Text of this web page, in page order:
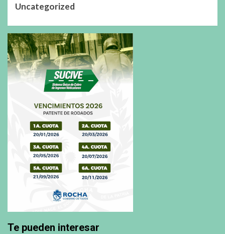
Uncategorized
Te pueden interesar